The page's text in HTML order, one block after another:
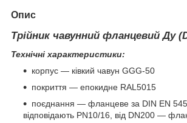
Опис
Трійник чавунний фланцевий Ду
Технічні характеристики:
корпус — ківкий чавун GGG-50
покриття — епокидне RAL5015
поєднання — фланцеве за DIN EN
відповідають PN10/16, від DN200 —